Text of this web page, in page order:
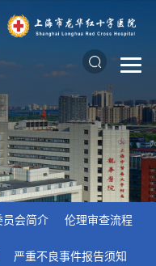
员会简介 伦理审查流程
严重不良事件报告须知